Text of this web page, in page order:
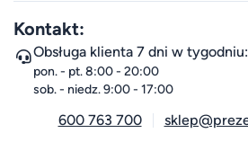
Kontakt:
Obsługa klienta 7 dni w tygodniu:
pon. - pt. 8:00 - 20:00
sob. - niedz. 9:00 - 17:00
600 763 700